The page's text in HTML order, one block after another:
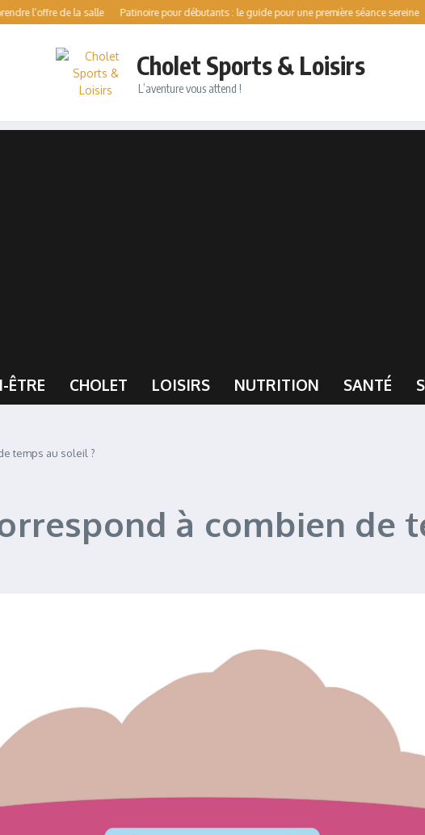
de la salle Patinoire pour débutants : le guide pour une première séance sereine Val
Cholet Sports & Loisirs
L’aventure vous attend !
ÊTRE CHOLET LOISIRS NUTRITION SANTÉ
temps au soleil ?
à combien de